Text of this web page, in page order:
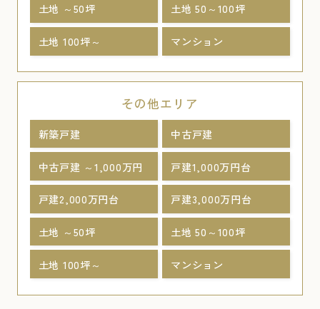
土地 ～50坪 土地 50～100坪
土地 100坪～ マンション
その他エリア
新築戸建 中古戸建
中古戸建 ～1,000万円 戸建1,000万円台
戸建2,000万円台 戸建3,000万円台
土地 ～50坪 土地 50～100坪
土地 100坪～ マンション